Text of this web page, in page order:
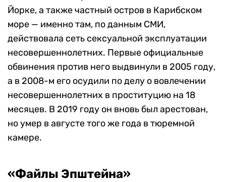
Йорке, а также частный остров в Карибском
море — именно там, по данным СМИ,
действовала сеть сексуальной эксплуатации
несовершеннолетних. Первые официальные
обвинения против него выдвинули в 2005 году,
а в 2008-м его осудили по делу о вовлечении
несовершеннолетних в проституцию на 18
месяцев. В 2019 году он вновь был арестован,
но умер в августе того же года в тюремной
камере.
«Файлы Эпштейна»